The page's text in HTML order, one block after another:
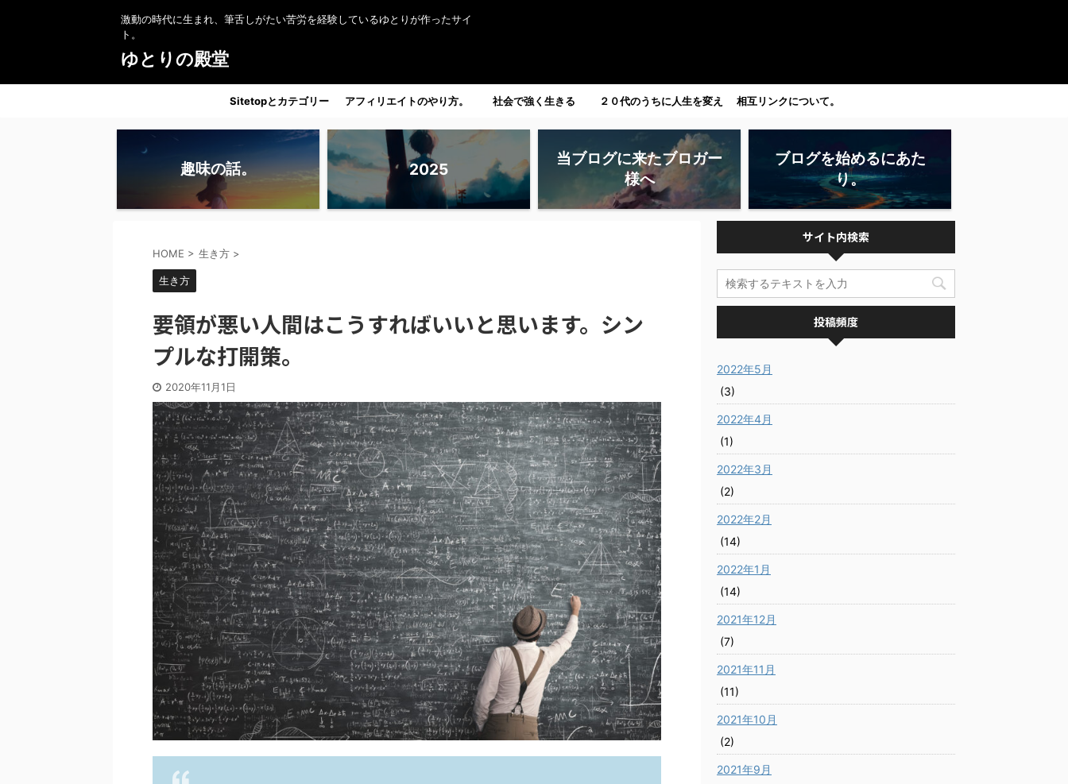
激動の時代に生まれ、筆舌しがたい苦労を経験しているゆとりが作ったサイ
ト。
ゆとりの殿堂
Sitetopとカテゴリー アフィリエイトのやり方。 社会で強く生きる ２０代のうちに人生を変え
たい人へ。
相互リンクについて。
趣味の話。 2025
当ブログに来たブロガー
様へ
ブログを始めるにあた
り。
HOME > 生き方 >
生き方
要領が悪い人間はこうすればいいと思います。シン
プルな打開策。
2020年11月1日
サイト内検索
投稿頻度
2022年5月
(3)
2022年4月
(1)
2022年3月
(2)
2022年2月
(14)
2022年1月
(14)
2021年12月
(7)
2021年11月
(11)
2021年10月
(2)
2021年9月